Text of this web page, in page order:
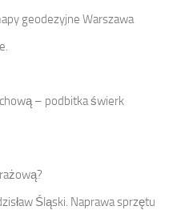
geodezyjne Warszawa
– podbitka świerk
Śląski. Naprawa sprzętu